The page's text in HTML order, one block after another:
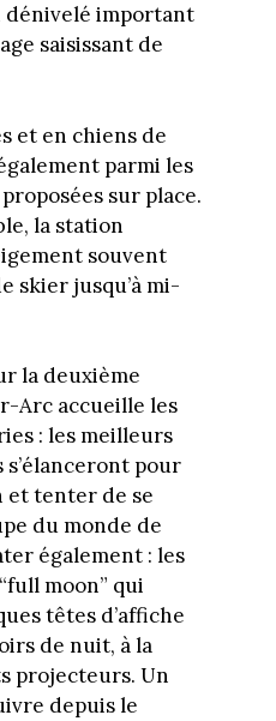
dénivelé important
saisissant de
et en chiens de
parmi les
sur place.
la station
souvent
skier jusqu’à mi-
la deuxième
Arc accueille les
: les meilleurs
pour
tenter de se
du monde de
également : les
moon” qui
têtes d’affiche
de nuit, à la
projecteurs. Un
depuis le